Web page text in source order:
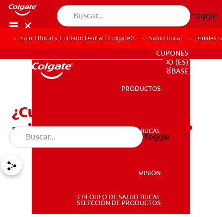
Toggle
SALUD BUCAL
PARA PROFESIONALES
CUPONES
DO (ES)
SUSCRÍBASE
PRODUCTOS
SALUD BUCAL
MISIÓN
CHEQUEO DE SALUD BUCAL
SELECCIÓN DE PRODUCTOS
Toggle
Salud Bucal y Cuidado Dental | Colgate® Salud bucal ¿Cuáles
¿Cuáles son los dientes
primarios y sus cuidados?